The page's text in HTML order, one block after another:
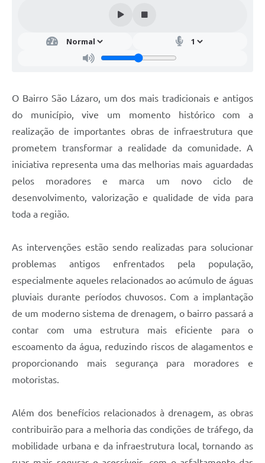
O Bairro São Lázaro, um dos mais tradicionais e antigos
do município, vive um momento histórico com a
realização de importantes obras de infraestrutura que
prometem transformar a realidade da comunidade. A
iniciativa representa uma das melhorias mais aguardadas
pelos moradores e marca um novo ciclo de
desenvolvimento, valorização e qualidade de vida para
toda a região.
As intervenções estão sendo realizadas para solucionar
problemas antigos enfrentados pela população,
especialmente aqueles relacionados ao acúmulo de águas
pluviais durante períodos chuvosos. Com a implantação
de um moderno sistema de drenagem, o bairro passará a
contar com uma estrutura mais eficiente para o
escoamento da água, reduzindo riscos de alagamentos e
proporcionando mais segurança para moradores e
motoristas.
Além dos benefícios relacionados à drenagem, as obras
contribuirão para a melhoria das condições de tráfego, da
mobilidade urbana e da infraestrutura local, tornando as